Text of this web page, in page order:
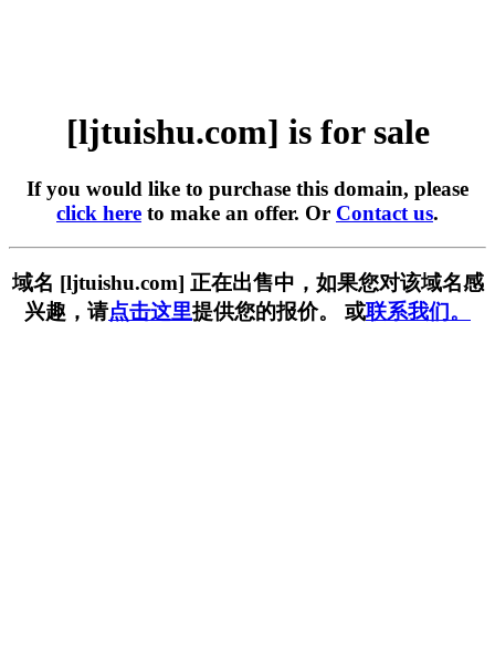
[ljtuishu.com] is for sale
If you would like to purchase this domain, please
click here to make an offer. Or Contact us.
域名 [ljtuishu.com] 正在出售中，如果您对该域名感
兴趣，请点击这里提供您的报价。 或联系我们。